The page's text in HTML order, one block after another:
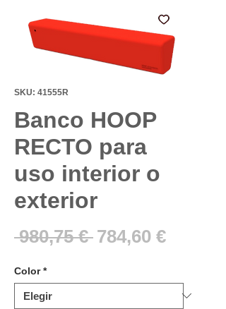
SKU: 41555R
Banco HOOP
RECTO para
uso interior o
exterior
980,75 € Precio
784,60 €Precio
oferta
Color *